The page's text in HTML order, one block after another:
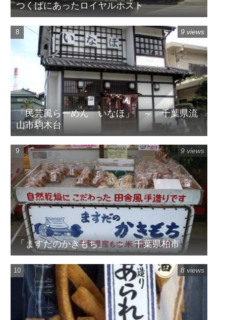
つくばにあったロイヤルホスト
「民芸風らーめん いなほ」 ～ 千葉県流
山市駒木台
9 views
「ますだのかきもち」 ～ 千葉県柏市
9 views
8 views